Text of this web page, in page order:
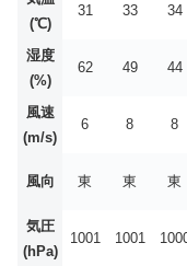
(℃)
31 33 34
湿度
(%)
62 49 44
風速
(m/s)
6 8 8
風向 東 東 東
気圧
(hPa)
1001 1001